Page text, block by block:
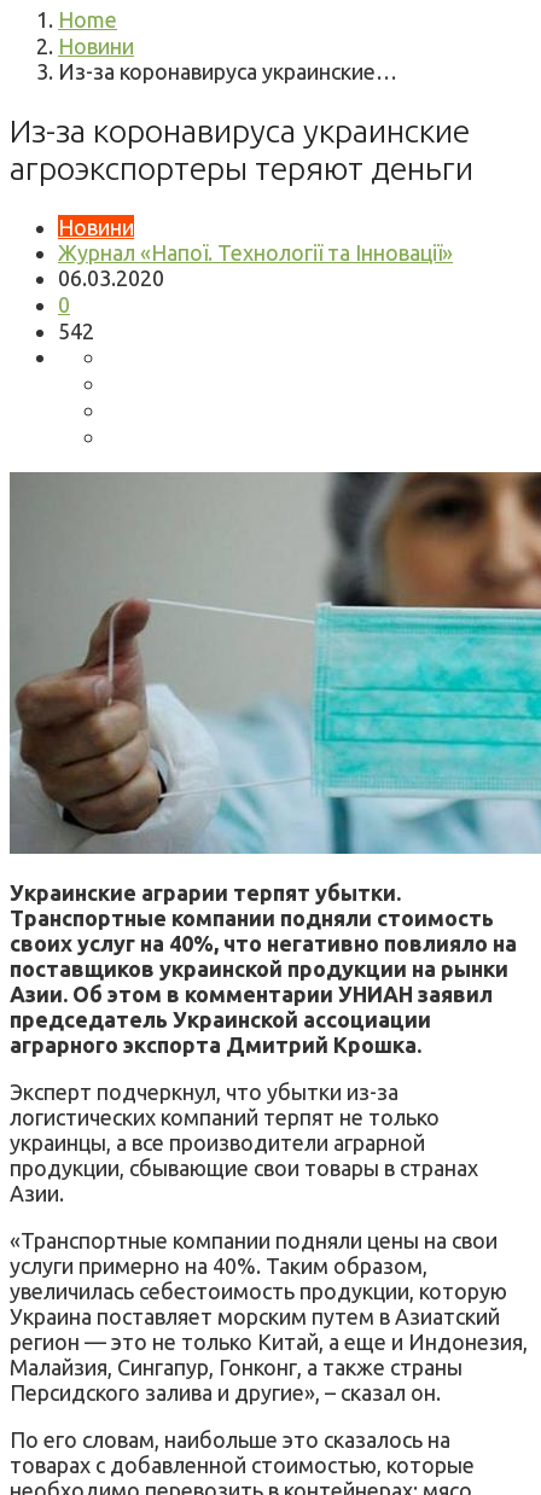
Home
Новини
Из-за коронавируса украинские…
Из-за коронавируса украинские
агроэкспортеры теряют деньги
Новини
Журнал «Напої. Технології та Інновації»
06.03.2020
0
542
Украинские аграрии терпят убытки.
Транспортные компании подняли стоимость
своих услуг на 40%, что негативно повлияло на
поставщиков украинской продукции на рынки
Азии. Об этом в комментарии УНИАН заявил
председатель Украинской ассоциации
аграрного экспорта Дмитрий Крошка.
Эксперт подчеркнул, что убытки из-за
логистических компаний терпят не только
украинцы, а все производители аграрной
продукции, сбывающие свои товары в странах
Азии.
«Транспортные компании подняли цены на свои
услуги примерно на 40%. Таким образом,
увеличилась себестоимость продукции, которую
Украина поставляет морским путем в Азиатский
регион — это не только Китай, а еще и Индонезия,
Малайзия, Сингапур, Гонконг, а также страны
Персидского залива и другие», – сказал он.
По его словам, наибольше это сказалось на
товарах с добавленной стоимостью, которые
необходимо перевозить в контейнерах: мясо